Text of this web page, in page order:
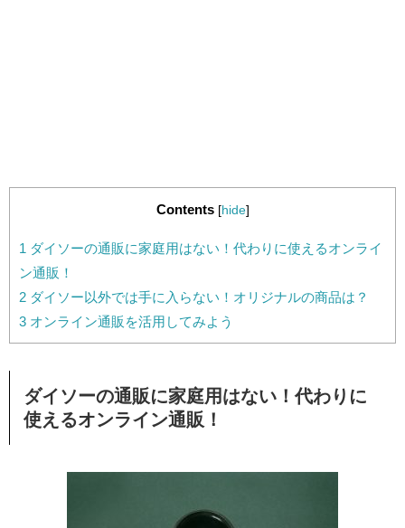
Contents [hide]
1 ダイソーの通販に家庭用はない！代わりに使えるオンライ
ン通販！
2 ダイソー以外では手に入らない！オリジナルの商品は？
3 オンライン通販を活用してみよう
ダイソーの通販に家庭用はない！代わりに
使えるオンライン通販！